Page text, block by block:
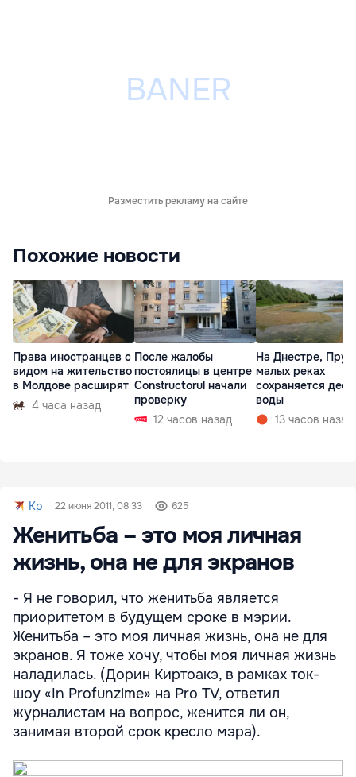
Разместить рекламу на сайте
Похожие новости
Права иностранцев с
видом на жительство
в Молдове расширят
4 часа назад
После жалобы
постоялицы в центре
Constructorul начали
проверку
12 часов назад
На Днестре,
малых реках
сохраняется
воды
13 часов назад
Kp 22 июня 2011, 08:33 625
Женитьба – это моя личная
жизнь, она не для экранов
- Я не говорил, что женитьба является
приоритетом в будущем сроке в мэрии.
Женитьба – это моя личная жизнь, она не для
экранов. Я тоже хочу, чтобы моя личная жизнь
наладилась. (Дорин Киртоакэ, в рамках ток-
шоу «In Profunzime» на Pro TV, ответил
журналистам на вопрос, женится ли он,
занимая второй срок кресло мэра).